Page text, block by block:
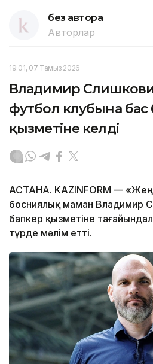
без автора
Авторлар
19:01, 07 Тамыз 2026
Владимир
футбол клубына бас
қызметіне келді
АСТАНА. KAZINFORM —
босниялық маман Владимир
бапкер қызметіне
түрде мәлім етті.